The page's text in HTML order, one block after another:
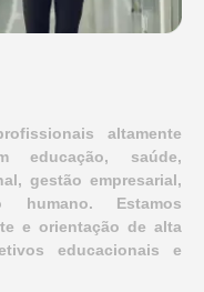
altamente
educação, saúde,
gestão empresarial,
humano. Estamos
e orientação de alta
educacionais e